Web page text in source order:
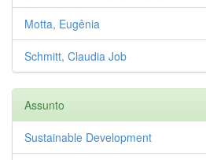
Motta, Eugênia
Schmitt, Claudia Job
Assunto
Sustainable Development